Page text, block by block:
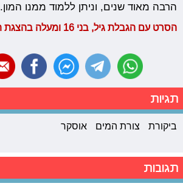
הרבה מאוד שנים, וניתן ללמוד ממנו המון.
הסרט עם הגבלת גיל, בני 16 ומעלה בהצגת תעודה מזהה.
תגיות
ביקורת צורת המים אוסקר
תגובות